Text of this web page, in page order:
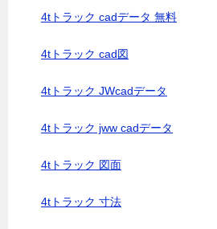
4tトラック cadデータ 無料
4tトラック cad図
4tトラック JWcadデータ
4tトラック jww cadデータ
4tトラック 図面
4tトラック 寸法